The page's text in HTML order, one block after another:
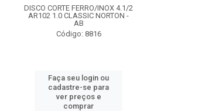
DISCO CORTE FERRO/INOX 4.1/2
AR102 1.0 CLASSIC NORTON -
AB
Código: 8816
Faça seu login ou
cadastre-se para
ver preços e
comprar